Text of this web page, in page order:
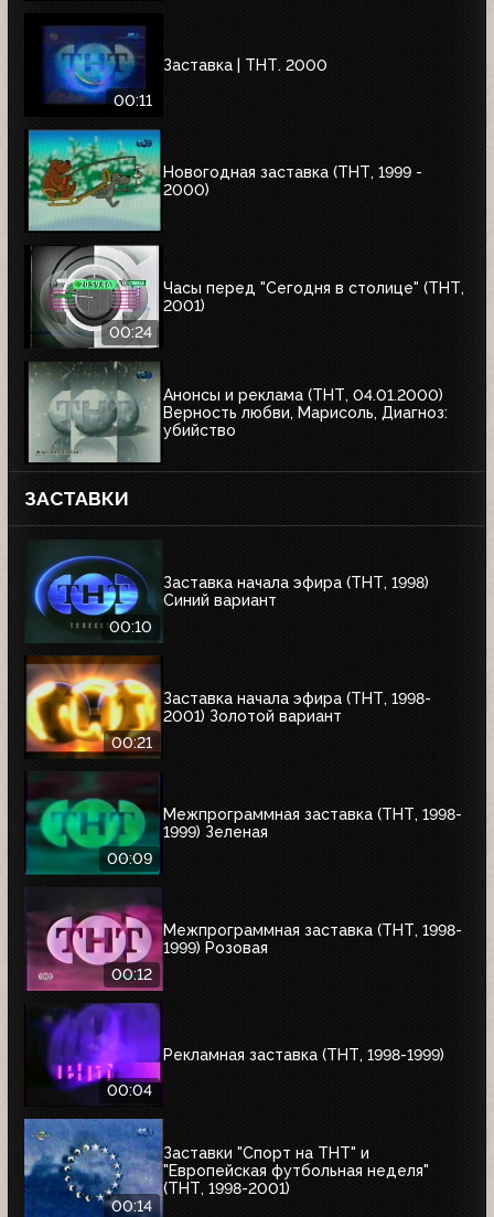
00:11
Заставка | ТНТ. 2000
Новогодная заставка (ТНТ, 1999 -
2000)
00:24
Часы перед "Сегодня в столице" (ТНТ,
2001)
Анонсы и реклама (ТНТ, 04.01.2000)
Верность любви, Марисоль, Диагноз:
убийство
ЗАСТАВКИ
00:10
Заставка начала эфира (ТНТ, 1998)
Синий вариант
00:21
Заставка начала эфира (ТНТ, 1998-
2001) Золотой вариант
00:09
Межпрограммная заставка (ТНТ, 1998-
1999) Зеленая
00:12
Межпрограммная заставка (ТНТ, 1998-
1999) Розовая
00:04
Рекламная заставка (ТНТ, 1998-1999)
00:14
Заставки "Спорт на ТНТ" и
"Европейская футбольная неделя"
(ТНТ, 1998-2001)